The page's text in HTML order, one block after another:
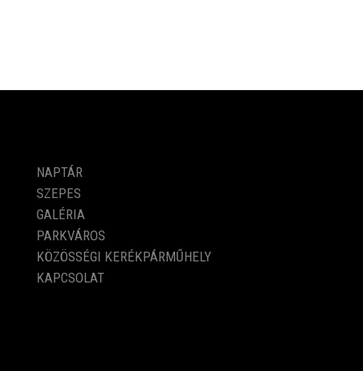
NAPTÁR
SZEPES
GALÉRIA
PARKVÁROS
KÖZÖSSÉGI KERÉKPÁRMŰHELY
KAPCSOLAT